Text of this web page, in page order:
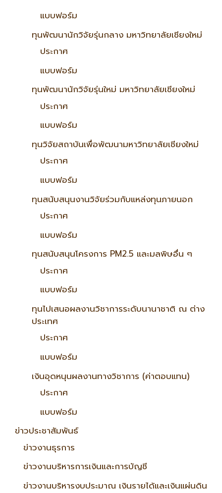
แบบฟอร์ม
ทุนพัฒนานักวิจัยรุ่นกลาง มหาวิทยาลัยเชียงใหม่
ประกาศ
แบบฟอร์ม
ทุนพัฒนานักวิจัยรุ่นใหม่ มหาวิทยาลัยเชียงใหม่
ประกาศ
แบบฟอร์ม
ทุนวิจัยสถาบันเพื่อพัฒนามหาวิทยาลัยเชียงใหม่
ประกาศ
แบบฟอร์ม
ทุนสนับสนุนงานวิจัยร่วมกับแหล่งทุนภายนอก
ประกาศ
แบบฟอร์ม
ทุนสนับสนุนโครงการ PM2.5 และมลพิษอื่น ๆ
ประกาศ
แบบฟอร์ม
ทุนไปเสนอผลงานวิชาการระดับนานาชาติ ณ ต่าง
ประเทศ
ประกาศ
แบบฟอร์ม
เงินอุดหนุนผลงานทางวิชาการ (ค่าตอบแทน)
ประกาศ
แบบฟอร์ม
ข่าวประชาสัมพันธ์
ข่าวงานธุรการ
ข่าวงานบริหารการเงินและการบัญชี
ข่าวงานบริหารงบประมาณ เงินรายได้และเงินแผ่นดิน